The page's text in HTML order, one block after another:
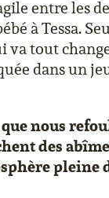
entre les
à Tessa.
va tout
dans un
nous
des
pleine